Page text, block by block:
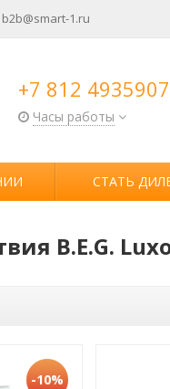
b2b@smart-1.ru
+7 812 4935907
Часы работы
СТАТЬ
B.E.G.
-10%